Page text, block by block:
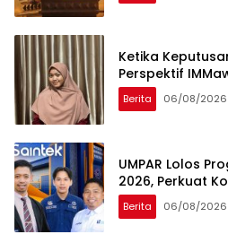
Ketika
Perspektif
Berita 06/08/2026
UMPAR Lolos
2026, Perkuat
Berita 06/08/2026